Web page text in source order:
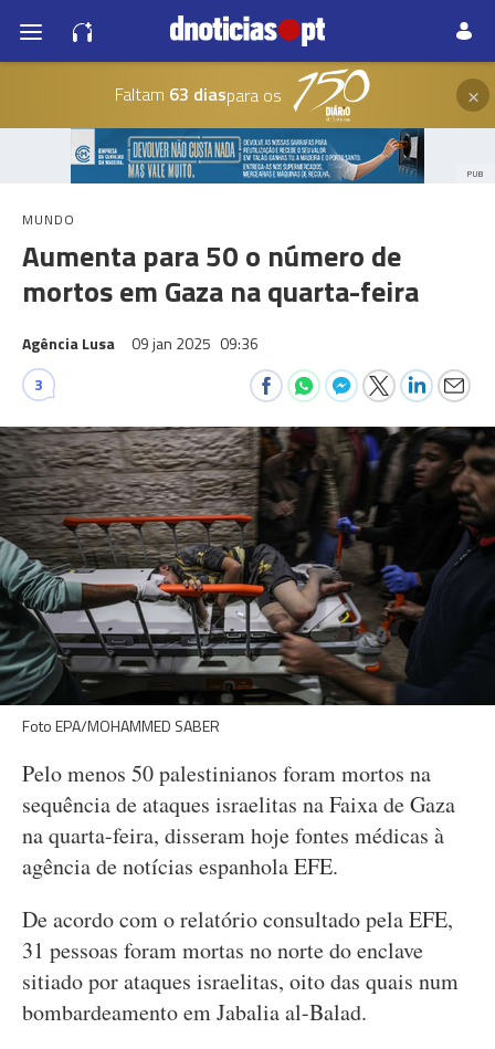
Faltam 63 diaspara os ×
PUB
MUNDO
Aumenta para 50 o número de
mortos em Gaza na quarta-feira
Agência Lusa 09 jan 2025 09:36
3
Foto EPA/MOHAMMED SABER
Pelo menos 50 palestinianos foram mortos na
sequência de ataques israelitas na Faixa de Gaza
na quarta-feira, disseram hoje fontes médicas à
agência de notícias espanhola EFE.
De acordo com o relatório consultado pela EFE,
31 pessoas foram mortas no norte do enclave
sitiado por ataques israelitas, oito das quais num
bombardeamento em Jabalia al-Balad.